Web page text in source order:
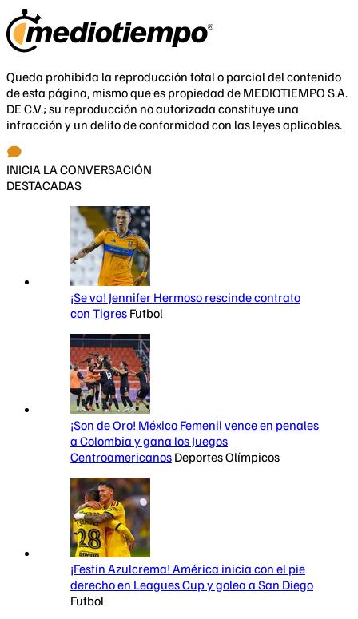
Queda prohibida la reproducción total o parcial del contenido
de esta página, mismo que es propiedad de MEDIOTIEMPO S.A.
DE C.V.; su reproducción no autorizada constituye una
infracción y un delito de conformidad con las leyes aplicables.
INICIA LA CONVERSACIÓN
DESTACADAS
¡Se va! Jennifer Hermoso rescinde contrato
con Tigres Futbol
¡Son de Oro! México Femenil vence en penales
a Colombia y gana los Juegos
Centroamericanos Deportes Olímpicos
¡Festín Azulcrema! América inicia con el pie
derecho en Leagues Cup y golea a San Diego
Futbol